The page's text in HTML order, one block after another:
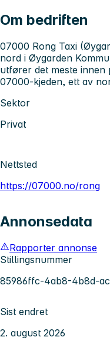
Om bedriften
07000 Rong Taxi
nord i Øygarden
utfører det meste
07000-kjeden, ett av
Sektor
Privat
Nettsted
https://07000.no/rong
Annonsedata
Rapporter annonse
Stillingsnummer
85986ffc-4ab8-4b8d-
Sist endret
2. august 2026